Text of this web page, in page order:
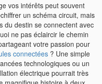
vos intérêts peut souvent
un schéma circuit, mais
du destin se connectent avec
ne pas éclaircir le chemin
votre passion pour
connectées? Une simple
technologiques ou un
électrique pourrait très